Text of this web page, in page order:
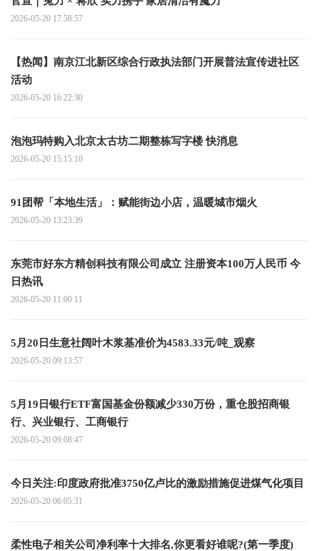
2026-05-20 17:58:57
【热闻】南京江北新区综合行政执法部门开展普法宣传进社区
活动
2026-05-20 16:22:30
泡泡玛特购入北京太古坊二期整栋写字楼 快消息
2026-05-20 15:15:10
91团帮「本地生活」：赋能街边小店，温暖城市烟火
2026-05-20 13:23:39
东莞市好东方精创科技有限公司成立 注册资本100万人民币 今
日热讯
2026-05-20 11:00:11
5月20日生意社阔叶木浆基准价为4583.33元/吨_观察
2026-05-20 09:13:57
5月19日银行ETF富国基金份额减少330万份，重仓股招商银
行、兴业银行、工商银行
2026-05-20 09:08:47
今日关注:印度政府批准3750亿卢比的激励措施促进煤气化项目
2026-05-20 06:05:31
柔性电子相关公司净利率十大排名,你更看好谁呢?(第一季度)